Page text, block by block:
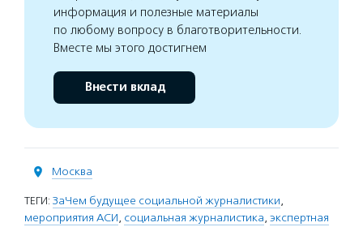
информация и полезные материалы
по любому вопросу в благотворительности.
Вместе мы этого достигнем
Внести вклад
Москва
ТЕГИ: ЗаЧем будущее социальной журналистики,
мероприятия АСИ, социальная журналистика, экспертная